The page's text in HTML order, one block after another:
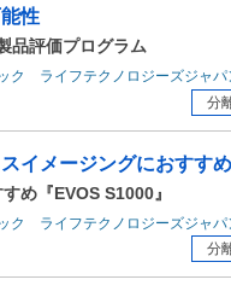
性
評価プログラム
ク ライフテクノロジーズジャパ
分
イメージングにおすす
め『EVOS S1000』
ク ライフテクノロジーズジャパ
分